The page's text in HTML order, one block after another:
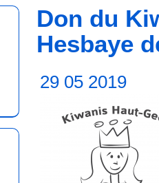
Don du
Hesbaye
29 05 2019